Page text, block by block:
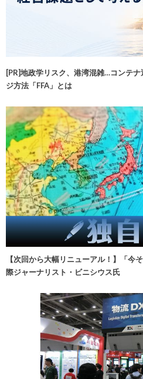
[PR]地政学リスク、港湾混雑…コンテ
ジ方法「FFA」とは
【次回から大幅リニューアル！】「
際ジャーナリスト・ビニシウス氏